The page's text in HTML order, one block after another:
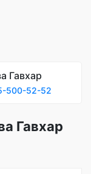
Гавхар
500-52-52
Гавхар